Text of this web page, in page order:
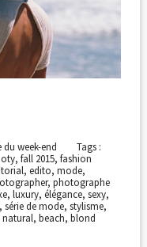
du week-end
Tags :
, fall 2015, fashion
, edito, mode,
, photographe
, luxury, élégance, sexy,
série de mode, stylisme,
natural, beach, blond